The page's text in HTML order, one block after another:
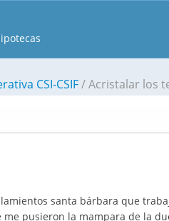
CSI-CSIF Acristalar los
santa bárbara que
pusieron la mampara de la